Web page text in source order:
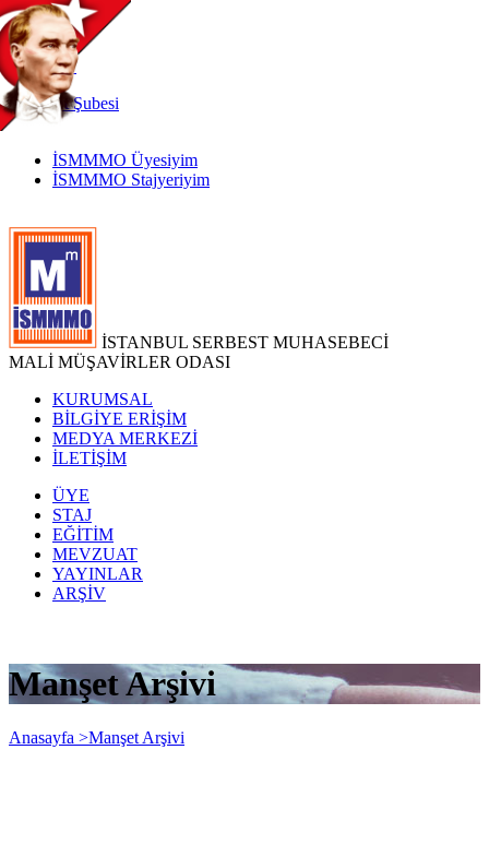
TR
|
EN
İnternetŞubesi
İSMMMO Üyesiyim
İSMMMO Stajyeriyim
İSTANBUL SERBEST MUHASEBECİ
MALİ MÜŞAVİRLER ODASI
KURUMSAL
BİLGİYE ERİŞİM
MEDYA MERKEZİ
İLETİŞİM
ÜYE
STAJ
EĞİTİM
MEVZUAT
YAYINLAR
ARŞİV
Manşet Arşivi
Anasayfa >Manşet Arşivi